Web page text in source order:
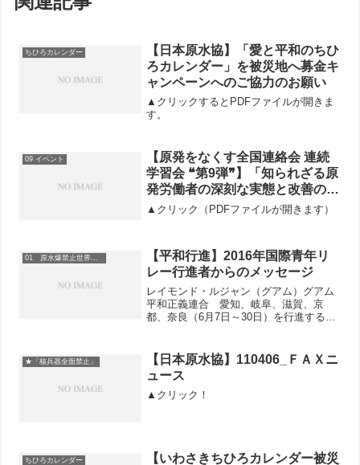
ちひろカレンダー
【日本原水協】「愛と平和のちひ
ろカレンダー」を被災地へ募金キ
ャンペーンへのご協力のお願い
▲クリックするとPDFファイルが開きま
す。
09 イベント
【原発をなくす全国連絡会 連続
学習会 ❝第9弾❞】「知られざる原
発労働者の深刻な実態と改善の課
題」にご参加を
▲クリック（PDFファイルが開きます）
01 原水爆禁止世界大会
【平和行進】2016年国際青年リ
レー行進者からのメッセージ
レイモンド・ルジャン（グアム）グアム
平和正義連合 愛知、岐阜、滋賀、京
都、奈良（6月7日～30日）を行進する予
社会福祉を専攻し、チャモロ研究を副専
攻として学ぶグアム大学の...
★「核兵器全面禁止」
【日本原水協】110406_ＦＡＸニ
ュース
▲クリック！
ちひろカレンダー
【いわさきちひろカレンダー被災